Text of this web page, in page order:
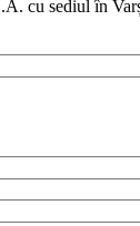
cu sediul în